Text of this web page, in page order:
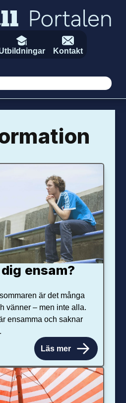
Kontakt
ensam?
är det många
vänner – men inte alla.
ensamma och saknar
Läs mer